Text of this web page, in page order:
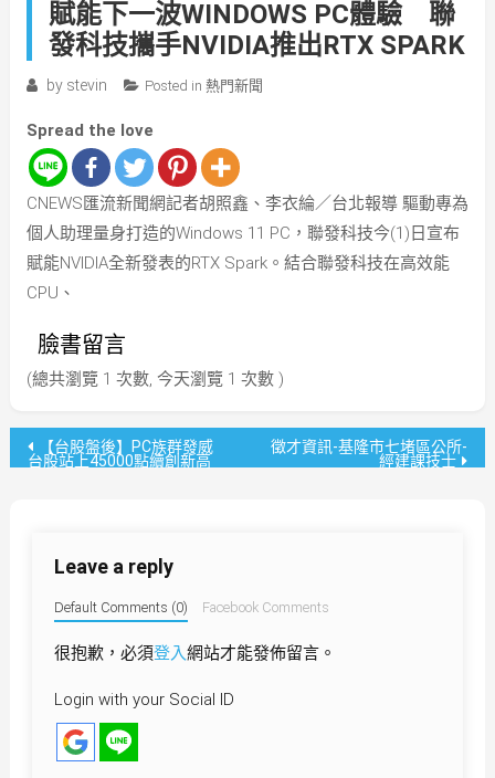
賦能下一波WINDOWS PC體驗 聯
發科技攜手NVIDIA推出RTX SPARK
by stevin Posted in 熱門新聞
Spread the love
CNEWS匯流新聞網記者胡照鑫、李衣綸／台北報導 驅動專為
個人助理量身打造的Windows 11 PC，聯發科技今(1)日宣布
賦能NVIDIA全新發表的RTX Spark。結合聯發科技在高效能
CPU、
臉書留言
(總共瀏覽 1 次數, 今天瀏覽 1 次數 )
文 【台股盤後】PC族群發威
台股站上45000點續創新高
徵才資訊-基隆市七堵區公所-
經建課技士
Leave a reply
Default Comments (0) Facebook Comments
很抱歉，必須登入網站才能發佈留言。
Login with your Social ID